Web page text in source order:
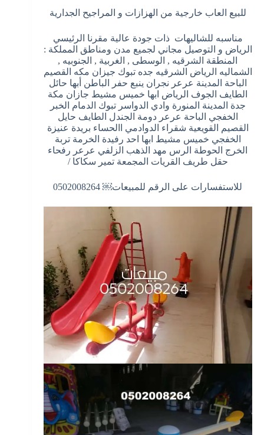
للبيع العاب خارجية من الهزازات و المراجيح الجدارية
مناسبه للشاليهات ذات جودة عالية مقرنا الرئيسي
الرياض و التوصيل مجاني لجميع مدن ومناطق المملكة :
المنطقة الشرقيه , الوسطى , الغربية , الجنوبيه ,
الشماليه الرياض الشرقيه جده تبوك جيزان مكه القصيم
الباحة المدينة عرعر نجران ينبع حفر الباطن أبها حائل
الطايف الجوف الرياض ابها خميس مشيط جازان مكة
جدة المدينة المنورة وادي الدواسر تبوك الدمام الخبر
الخفجي الباحة عرعر دومة الجندل الطايف حايل
القصيم القويعية شقراء الدوادمي االحساء بريدة عنيزة
الخفجي خميس مشيط ابها احد رفيدة الخرمة تربة
الخرج الحوطة الرس مهد الذهب الزلفي عرعر رفحاء
حقل طريف القريات المجمعة تمير سكاكا /
للاستفسارات على الرقم للمبيعات￼ 0502008264